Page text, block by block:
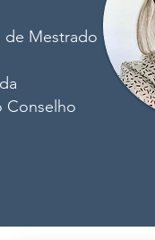
de Mestrado
Conselho